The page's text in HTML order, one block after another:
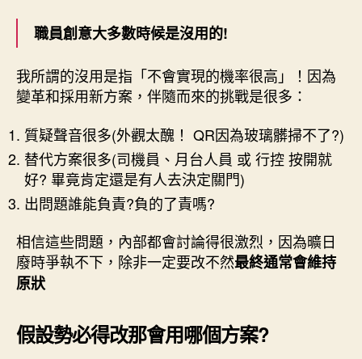
職員創意大多數時候是沒用的!
我所謂的沒用是指「不會實現的機率很高」！因為
變革和採用新方案，伴隨而來的挑戰是很多：
質疑聲音很多(外觀太醜！ QR因為玻璃髒掃不了?)
替代方案很多(司機員、月台人員 或 行控 按開就
好? 畢竟肯定還是有人去決定關門)
出問題誰能負責?負的了責嗎?
相信這些問題，內部都會討論得很激烈，因為曠日
廢時爭執不下，除非一定要改不然最終通常會維持
原狀
假設勢必得改那會用哪個方案?